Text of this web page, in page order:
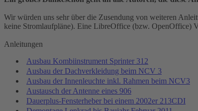
Wir würden uns sehr über die Zusendung von weiteren
keine Stromlaufpläne). Eine LibreOffice (bzw. OpenOffice)
Anleitungen
Ausbau Kombiinstrument Sprinter 312
Ausbau der Dachverkleidung beim NCV 3
Ausbau der Innenleuchte inkl. Rahmen beim NCV3
Austausch der Antenne eines 906
Dauerplus-Fensterheber bei einem 2002er 213CDI